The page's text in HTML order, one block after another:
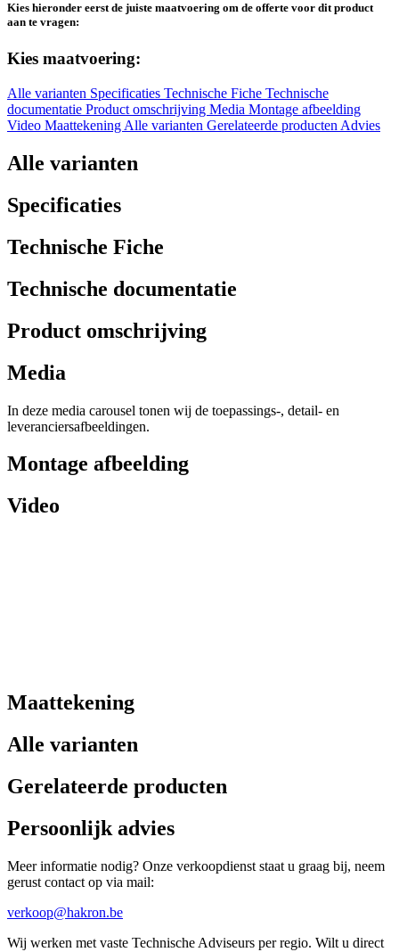
Kies hieronder eerst de juiste maatvoering om de offerte voor dit product
aan te vragen:
Kies maatvoering:
Alle varianten Specificaties Technische Fiche Technische
documentatie Product omschrijving Media Montage afbeelding
Video Maattekening Alle varianten Gerelateerde producten Advies
Alle varianten
Specificaties
Technische Fiche
Technische documentatie
Product omschrijving
Media
In deze media carousel tonen wij de toepassings-, detail- en
leveranciersafbeeldingen.
Montage afbeelding
Video
Maattekening
Alle varianten
Gerelateerde producten
Persoonlijk advies
Meer informatie nodig? Onze verkoopdienst staat u graag bij, neem
gerust contact op via mail:
verkoop@hakron.be
Wij werken met vaste Technische Adviseurs per regio. Wilt u direct